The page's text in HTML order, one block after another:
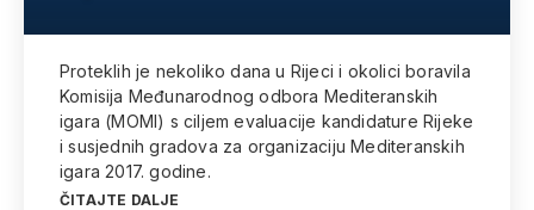
Proteklih je nekoliko dana u Rijeci i okolici boravila
Komisija Međunarodnog odbora Mediteranskih
igara (MOMI) s ciljem evaluacije kandidature Rijeke
i susjednih gradova za organizaciju Mediteranskih
igara 2017. godine.
ČITAJTE DALJE